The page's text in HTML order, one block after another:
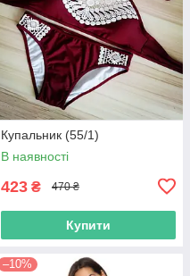
Купальник (55/1)
В наявності
423 ₴ 470 ₴
Купити
–10%